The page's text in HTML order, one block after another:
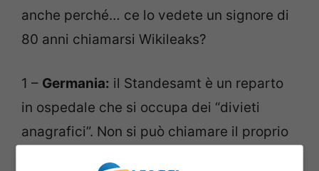
anche perché… ce lo vedete un signore di
80 anni chiamarsi Wikileaks?
1 – Germania: il Standesamt è un reparto
in ospedale che si occupa dei “divieti
anagrafici”. Non si può chiamare il proprio